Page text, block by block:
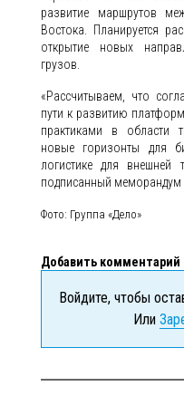
развитие маршрутов
Востока. Планируется
открытие новых
грузов.
«Рассчитываем, что
пути к развитию
практиками в области
новые горизонты для
логистике для внешней
подписанный
Фото: Группа «Дело»
Добавить комментарий
Войдите, чтобы
Или